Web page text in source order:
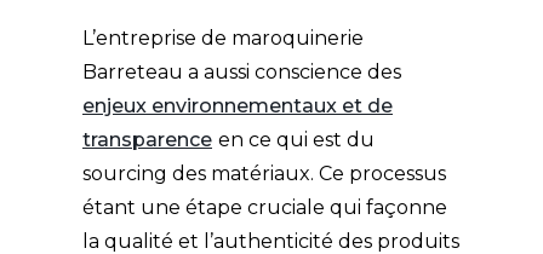
L’entreprise de maroquinerie
Barreteau a aussi conscience des
enjeux environnementaux et de
transparence en ce qui est du
sourcing des matériaux. Ce processus
étant une étape cruciale qui façonne
la qualité et l’authenticité des produits